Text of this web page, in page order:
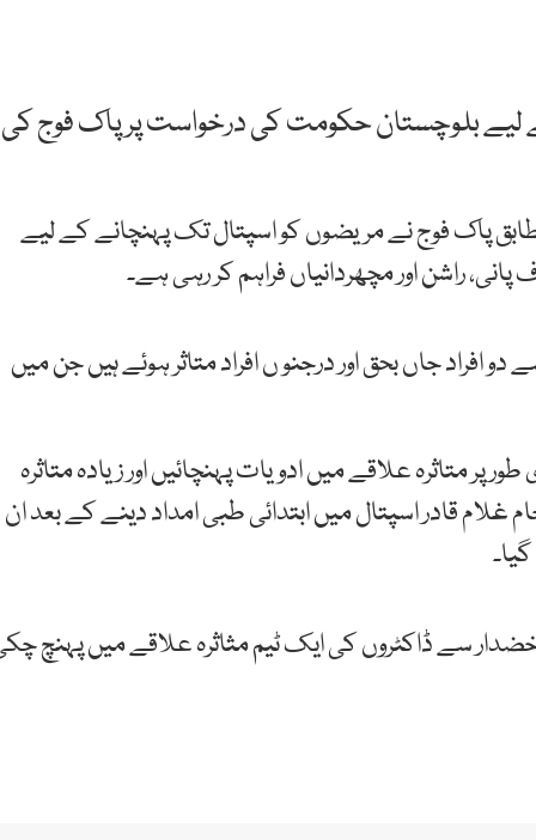
لیے بلوچستان حکومت کی درخواست پر پاک فوج کی
پاک فوج نے مریضوں کو اسپتال تک پہنچانے کے لیے
راشن اور مچھردانیاں فراہم کر رہی ہے۔
افراد جاں بحق اور درجنو ں افراد متاثر ہوئے ہیں جن میں
متاثرہ علاقے میں ادویات پہنچائیں اور زیادہ متاثرہ
قادر اسپتال میں ابتدائی طبی امداد دینے کے بعد ان
سے ڈاکٹروں کی ایک ٹیم مثاثرہ علاقے میں پہنچ